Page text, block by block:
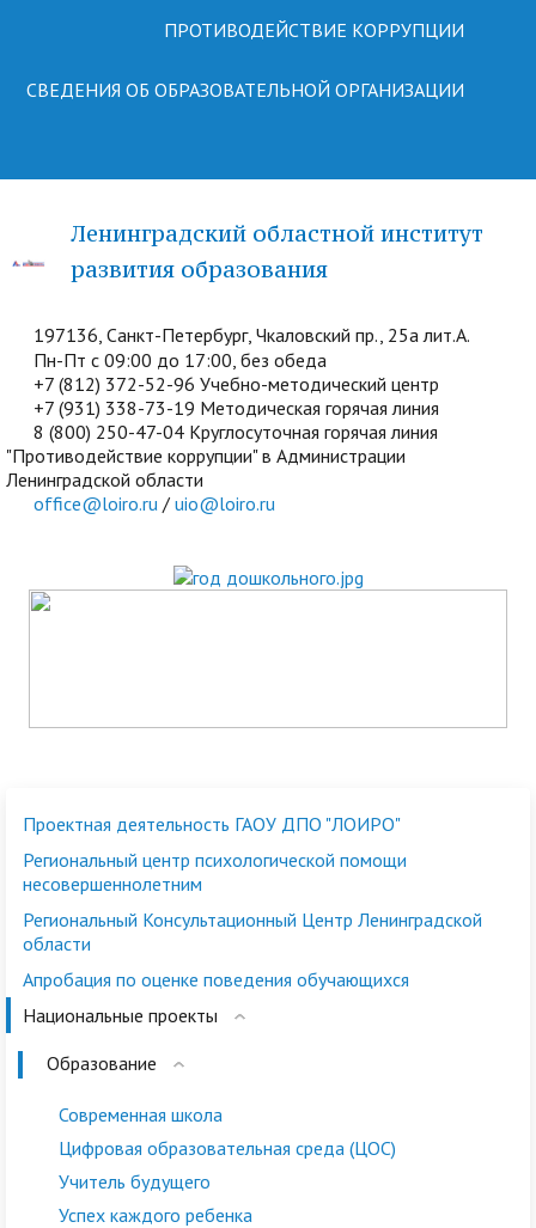
ПРОТИВОДЕЙСТВИЕ КОРРУПЦИИ
СВЕДЕНИЯ ОБ ОБРАЗОВАТЕЛЬНОЙ ОРГАНИЗАЦИИ
Ленинградский областной институт
развития образования
197136, Санкт-Петербург, Чкаловский пр., 25а лит.А.
Пн-Пт с 09:00 до 17:00, без обеда
+7 (812) 372-52-96 Учебно-методический центр
+7 (931) 338-73-19 Методическая горячая линия
8 (800) 250-47-04 Круглосуточная горячая линия
"Противодействие коррупции" в Администрации
Ленинградской области
office@loiro.ru / uio@loiro.ru
Проектная деятельность ГАОУ ДПО "ЛОИРО"
Региональный центр психологической помощи
несовершеннолетним
Региональный Консультационный Центр Ленинградской
области
Апробация по оценке поведения обучающихся
Национальные проекты
Образование
Современная школа
Цифровая образовательная среда (ЦОС)
Учитель будущего
Успех каждого ребенка